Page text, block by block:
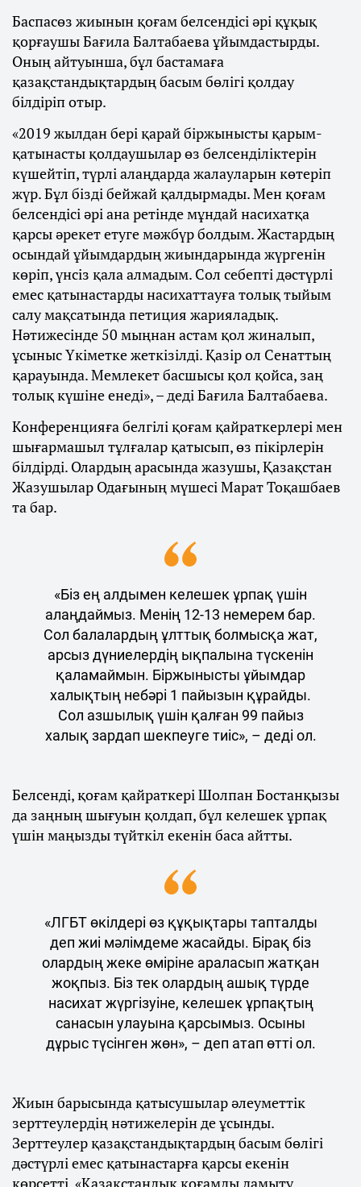
Баспасөз жиынын қоғам белсендісі әрі құқық
қорғаушы Бағила Балтабаева ұйымдастырды.
Оның айтуынша, бұл бастамаға
қазақстандықтардың басым бөлігі қолдау
білдіріп отыр.
«2019 жылдан бері қарай біржынысты қарым-
қатынасты қолдаушылар өз белсенділіктерін
күшейтіп, түрлі алаңдарда жалауларын көтеріп
жүр. Бұл бізді бейжай қалдырмады. Мен қоғам
белсендісі әрі ана ретінде мұндай насихатқа
қарсы әрекет етуге мәжбүр болдым. Жастардың
осындай ұйымдардың жиындарында жүргенін
көріп, үнсіз қала алмадым. Сол себепті дәстүрлі
емес қатынастарды насихаттауға толық тыйым
салу мақсатында петиция жарияладық.
Нәтижесінде 50 мыңнан астам қол жиналып,
ұсыныс Үкіметке жеткізілді. Қазір ол Сенаттың
қарауында. Мемлекет басшысы қол қойса, заң
толық күшіне енеді», – деді Бағила Балтабаева.
Конференцияға белгілі қоғам қайраткерлері мен
шығармашыл тұлғалар қатысып, өз пікірлерін
білдірді. Олардың арасында жазушы, Қазақстан
Жазушылар Одағының мүшесі Марат Тоқашбаев
та бар.
«Біз ең алдымен келешек ұрпақ үшін
алаңдаймыз. Менің 12-13 немерем бар.
Сол балалардың ұлттық болмысқа жат,
арсыз дүниелердің ықпалына түскенін
қаламаймын. Біржынысты ұйымдар
халықтың небәрі 1 пайызын құрайды.
Сол азшылық үшін қалған 99 пайыз
халық зардап шекпеуге тиіс», – деді ол.
Белсенді, қоғам қайраткері Шолпан Бостанқызы
да заңның шығуын қолдап, бұл келешек ұрпақ
үшін маңызды түйткіл екенін баса айтты.
«ЛГБТ өкілдері өз құқықтары тапталды
деп жиі мәлімдеме жасайды. Бірақ біз
олардың жеке өміріне араласып жатқан
жоқпыз. Біз тек олардың ашық түрде
насихат жүргізуіне, келешек ұрпақтың
санасын улауына қарсымыз. Осыны
дұрыс түсінген жөн», – деп атап өтті ол.
Жиын барысында қатысушылар әлеуметтік
зерттеулердің нәтижелерін де ұсынды.
Зерттеулер қазақстандықтардың басым бөлігі
дәстүрлі емес қатынастарға қарсы екенін
көрсетті. «Қазақстандық қоғамды дамыту